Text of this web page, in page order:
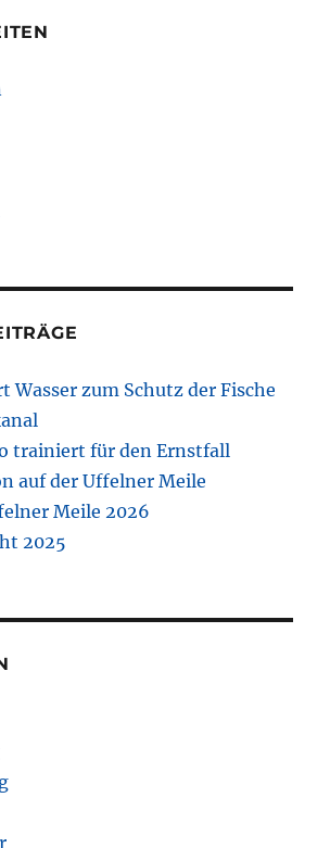
Wasser zum Schutz der Fische
trainiert für den Ernstfall
auf der Uffelner Meile
Meile 2026
2025